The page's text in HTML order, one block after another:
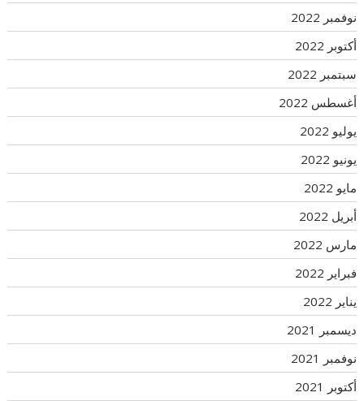
نوفمبر 2022
أكتوبر 2022
سبتمبر 2022
أغسطس 2022
يوليو 2022
يونيو 2022
مايو 2022
أبريل 2022
مارس 2022
فبراير 2022
يناير 2022
ديسمبر 2021
نوفمبر 2021
أكتوبر 2021